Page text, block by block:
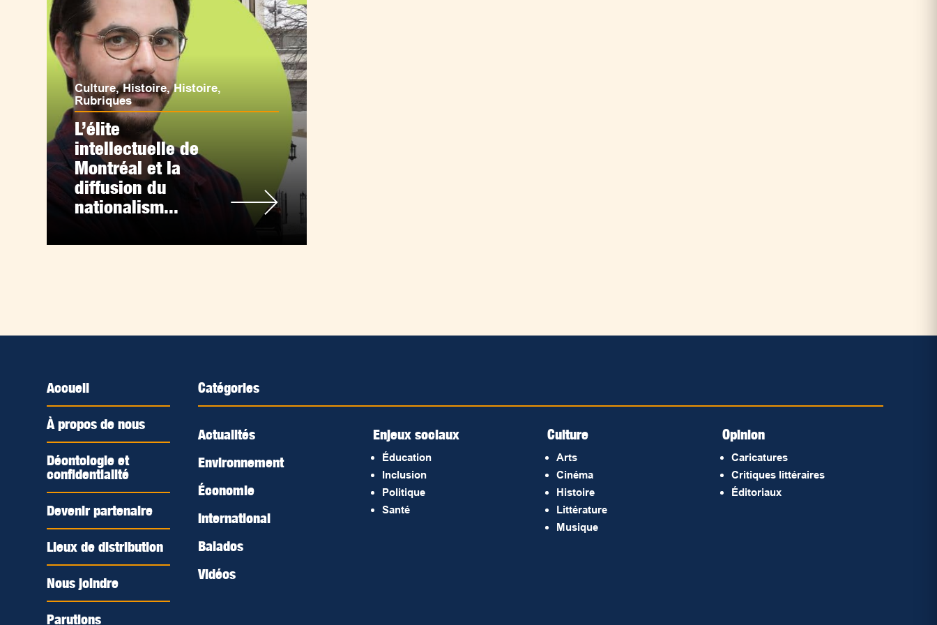
Culture,Histoire,Histoire,
Rubriques
L’élite
intellectuelle de
Montréal et la
diffusion du
nationalism...
Accueil
À propos de nous
Déontologie et
confidentialité
Devenir partenaire
Lieux de distribution
Nous joindre
Parutions
Catégories
Actualités
Environnement
Économie
International
Balados
Vidéos
Enjeux sociaux
Éducation
Inclusion
Politique
Santé
Culture
Arts
Cinéma
Histoire
Littérature
Musique
Opinion
Caricatures
Critiques littéraires
Éditoriaux